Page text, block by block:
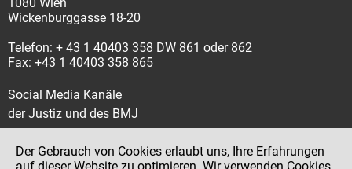
1080 Wien
Wickenburggasse 18-20
Telefon: + 43 1 40403 358 DW 861 oder 862
Fax: +43 1 40403 358 865
Social Media Kanäle
der Justiz und des BMJ
Der Gebrauch von Cookies erlaubt uns, Ihre Erfahrungen